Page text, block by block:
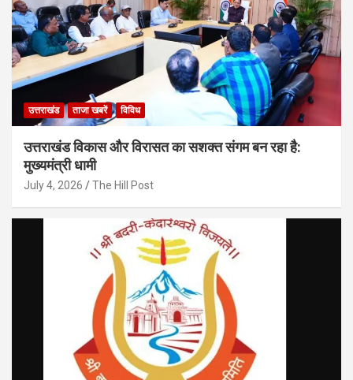
उत्तराखंड ताजा खबरें विविध
उत्तराखंड विकास और विरासत का सशक्त संगम बन रहा है:
मुख्यमंत्री धामी
July 4, 2026 The Hill Post